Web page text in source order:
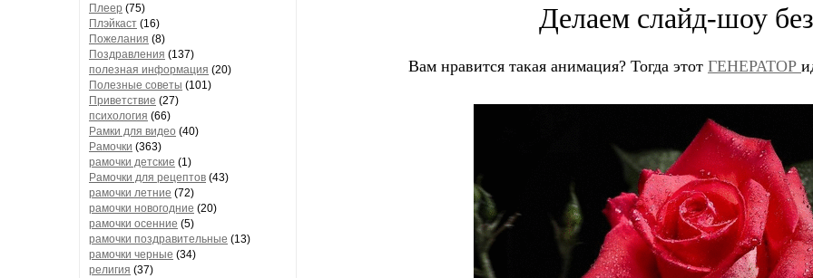
Плеер (75)
Плэйкаст (16)
Пожелания (8)
Поздравления (137)
полезная информация (20)
Полезные советы (101)
Приветствие (27)
психология (66)
Рамки для видео (40)
Рамочки (363)
рамочки детские (1)
Рамочки для рецептов (43)
рамочки летние (72)
рамочки новогодние (20)
рамочки осенние (5)
рамочки поздравительные (13)
рамочки черные (34)
религия (37)
Anakin
Apple, Кислый
C3P0
Chocoholic
Делаем слайд-шоу
Вам нравится такая анимация? Тогда этот ГЕНЕРАТОР